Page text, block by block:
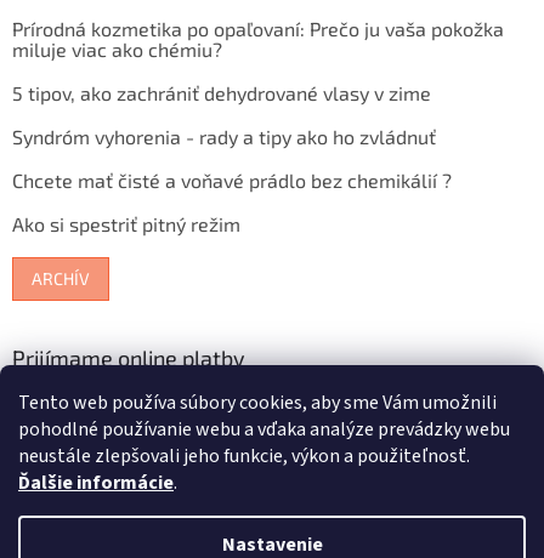
Tento web používa súbory cookies, aby sme Vám umožnili
pohodlné používanie webu a vďaka analýze prevádzky webu
neustále zlepšovali jeho funkcie, výkon a použiteľnosť.
Ďalšie informácie.
Nastavenie
Prírodná kozmetika po opaľovaní: Prečo ju vaša pokožka
miluje viac ako chémiu?
5 tipov, ako zachrániť dehydrované vlasy v zime
Syndróm vyhorenia - rady a tipy ako ho zvládnuť
Chcete mať čisté a voňavé prádlo bez chemikálií ?
Ako si spestriť pitný režim
ARCHÍV
Prijímame online platby